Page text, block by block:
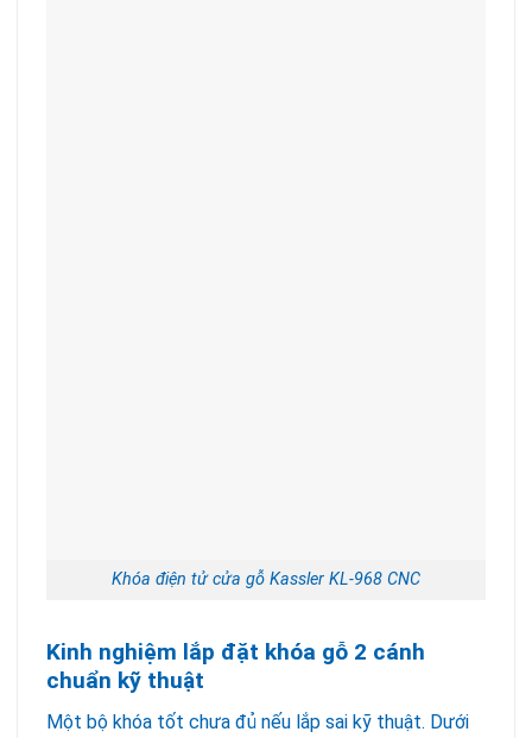
Khóa điện tử cửa gỗ Kassler KL-968 CNC
Kinh nghiệm lắp đặt khóa gỗ 2 cánh
chuẩn kỹ thuật
Một bộ khóa tốt chưa đủ nếu lắp sai kỹ thuật. Dưới